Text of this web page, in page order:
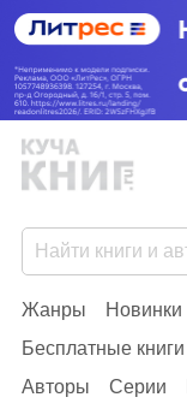
Жанры Новинки
Бесплатные книги
Авторы
Серии